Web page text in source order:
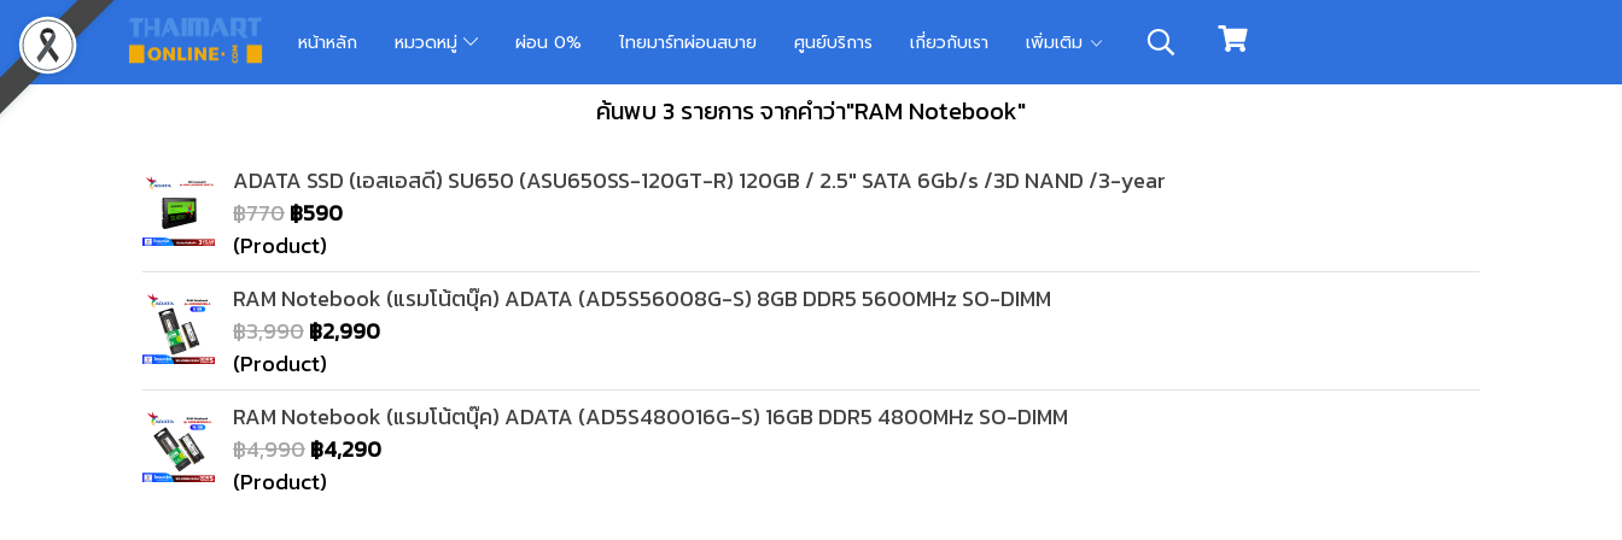
หน้าหลัก หมวดหมู่ ผ่อน 0% ไทยมาร์ทผ่อนสบาย ศูนย์บริการ เกี่ยวกับเรา เพิ่มเติม
ค้นพบ 3 รายการ จากคำว่า"RAM Notebook"
ADATA SSD (เอสเอสดี) SU650 (ASU650SS-120GT-R) 120GB / 2.5" SATA 6Gb/s /3D NAND /3-year
฿770฿590
(Product)
RAM Notebook (แรมโน้ตบุ๊ค) ADATA (AD5S56008G-S) 8GB DDR5 5600MHz SO-DIMM
฿3,990฿2,990
(Product)
RAM Notebook (แรมโน้ตบุ๊ค) ADATA (AD5S480016G-S) 16GB DDR5 4800MHz SO-DIMM
฿4,990฿4,290
(Product)